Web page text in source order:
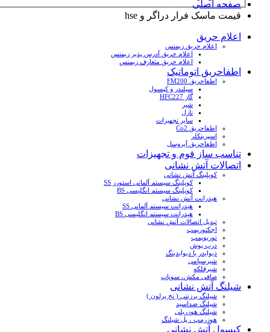
صفحه اصلی
قیمت ماسک فرار دراگر و hse
اعلام حریق
اعلام حریق زیمنس
اعلام حریق آدرس پذیر زیمنس
اعلام حریق متعارف زیمنس
اطفاحریق اتوماتیک
اطفاحریق FM200
سیلندر و کپسول
گاز HFC227
شیر
نازل
سایر تجهیزات
اطفاحریق Co2
اسپرینکلر
اطفاحریق آیروسل
تناسب ساز فوم و تجهیزات
اتصالات آتش نشانی
کوپلینگ آتش نشانی
کوپلینگ سیستم آلمانی استورز SS
کوپلینگ سیستم انگلیسی BS
هیدرانت آتش نشانی
هیدرانت سیستم آلمانی SS
هیدرانت سیستم انگلیسی BS
تبدیل اتصالات آتش نشانی
اجکتورپمپ
توربوپمپ
درب پوش
دیوایدر یا دیوایدینگ
شیرسیامی
شیرفلکه
صافی مکش، سوپاپ
شیلنگ آتش نشانی
شیلنگ برزنتی ( نخ پرلون )
شیلنگ ضداسید
شیلنگ هوزریلی
هوزرمپ ، پل شیلنگ
کپسول آتش نشانی